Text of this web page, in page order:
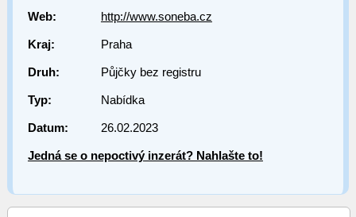
Web: http://www.soneba.cz
Kraj: Praha
Druh: Půjčky bez registru
Typ: Nabídka
Datum: 26.02.2023
Jedná se o nepoctivý inzerát? Nahlašte to!